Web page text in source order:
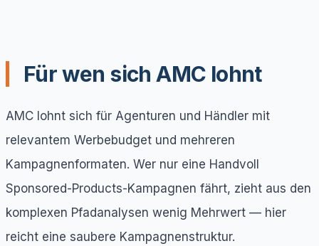
Für wen sich AMC lohnt
AMC lohnt sich für Agenturen und Händler mit
relevantem Werbebudget und mehreren
Kampagnenformaten. Wer nur eine Handvoll
Sponsored-Products-Kampagnen fährt, zieht aus den
komplexen Pfadanalysen wenig Mehrwert — hier
reicht eine saubere Kampagnenstruktur.